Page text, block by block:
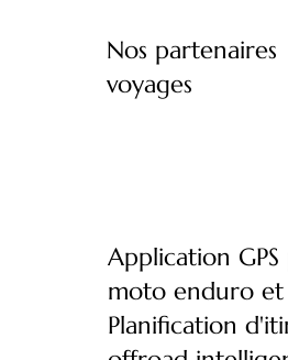
FOURCHE EMC KIT CARTOUCHE
YAMAHA TRACER 9 (2021- )
AMORTISSEUR EMC YAMAHA
TENERE (2008-2016)
AMORTISSEUR EMC YAMAHA
Nos partenaires
voyages
Application
moto enduro
Planification